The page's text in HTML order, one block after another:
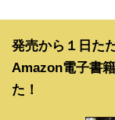
発売から１日た
Amazon電子書
た！